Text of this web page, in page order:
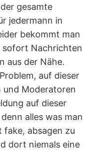
gesamte
jedermann in
bekommt man
sofort Nachrichten
aus der Nähe.
auf dieser
und Moderatoren
auf dieser
alles was man
fake, absagen zu
dort niemals eine